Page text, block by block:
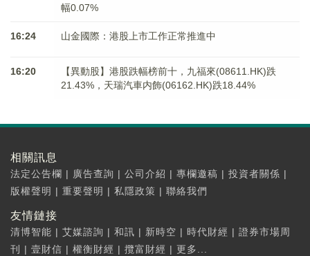
幅0.07%
16:24 山金國際：港股上市工作正常推進中
16:20
【異動股】港股跌幅榜前十，九福來(08611.HK)跌
21.43%，天瑞汽車内飾(06162.HK)跌18.44%
相關訊息
法定公告欄 | 廣告查詢 | 公司介紹 | 專欄邀稿 | 投資者關係 |
版權聲明 | 重要聲明 | 私隱政策 | 聯絡我們
友情鏈接
清博智能 | 艾媒諮詢 | 和訊 | 新時空 | 時代財經 | 證券市場周
刊
| 壹財信 | 權衡財經 | 攬富財經 | 更多...